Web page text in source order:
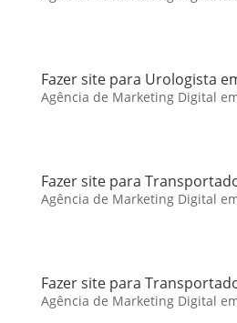
Fazer site para Urologista
Agência de Marketing Digital
Fazer site para
Agência de Marketing Digital
Fazer site para
Agência de Marketing Digital